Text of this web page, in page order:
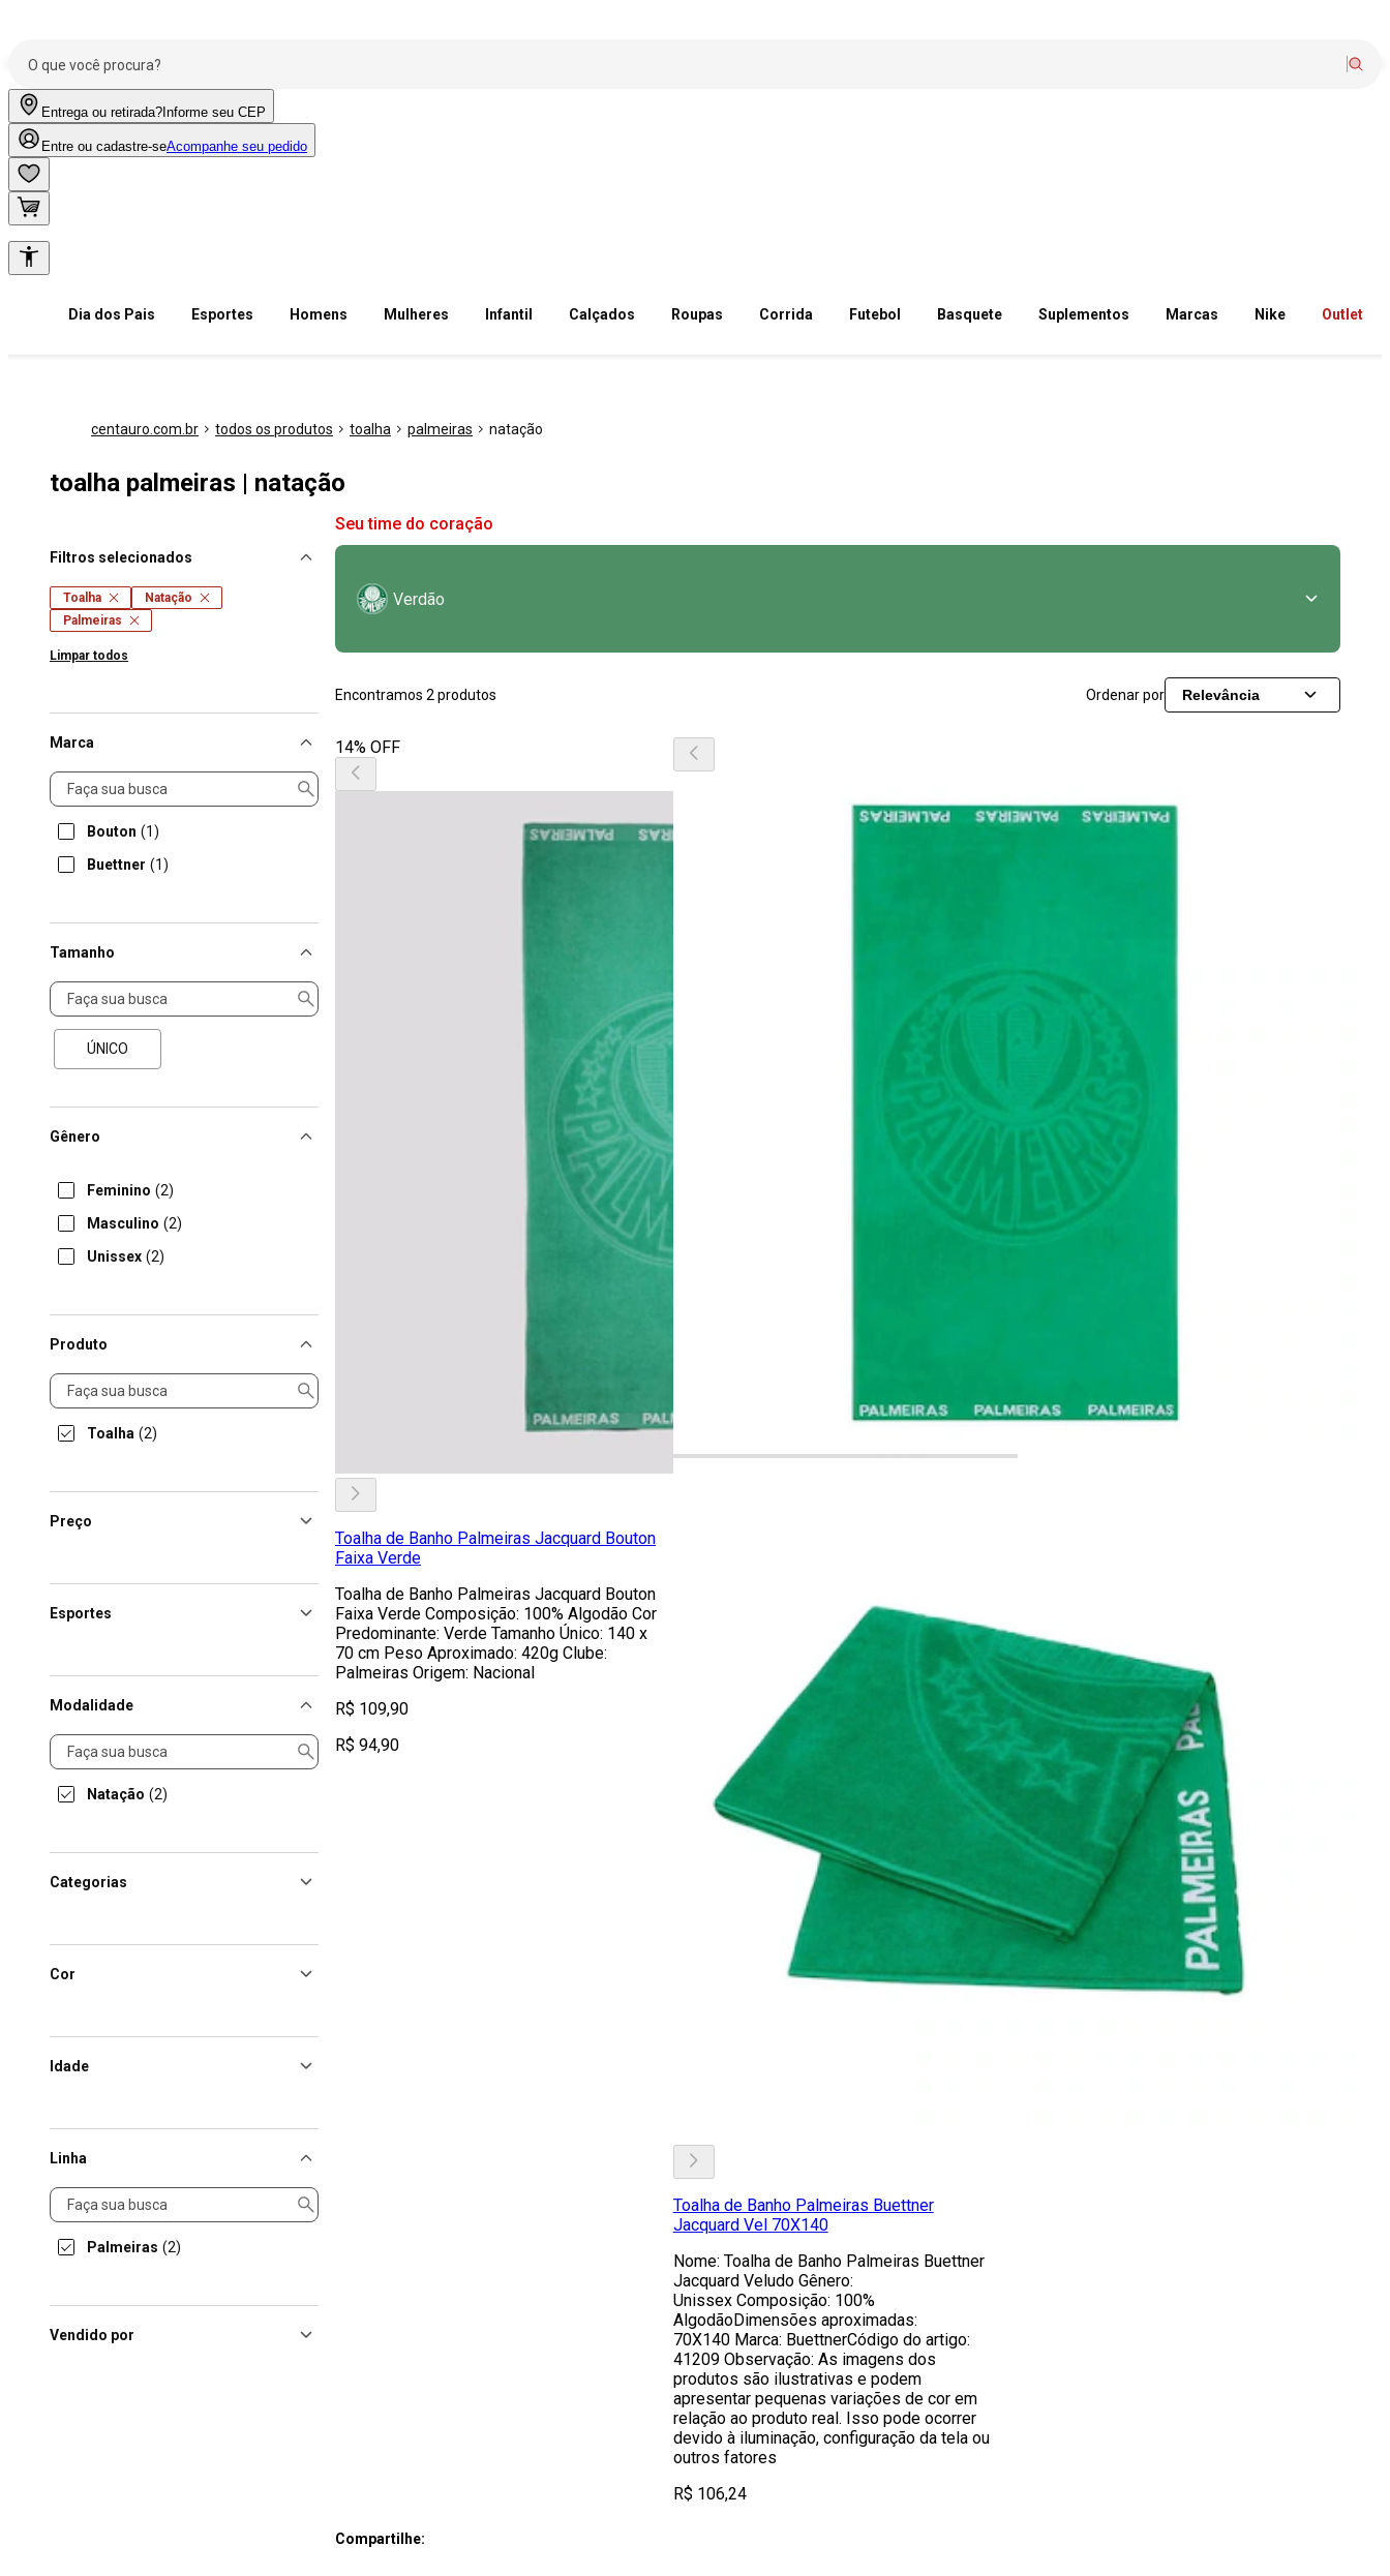
Entrega ou retirada? Informe seu CEP
Entre ou cadastre-seAcompanhe seu pedido
Dia dos Pais Esportes Homens Mulheres Infantil Calçados Roupas Corrida Futebol Basquete Suplementos Marcas Nike Outlet
centauro.com.br todos os produtos toalha palmeiras natação
toalha palmeiras | natação
Filtros selecionados
Toalha
Natação
Palmeiras
Limpar todos
Marca
Marca
Bouton (1)
Buettner (1)
Tamanho
Tamanho
ÚNICO
Gênero
Feminino (2)
Masculino (2)
Unissex (2)
Produto
Produto
Toalha (2)
Preço
Esportes
Modalidade
Modalidade
Natação (2)
Categorias
Cor
Idade
Linha
Linha
Palmeiras (2)
Vendido por
Seu time do coração
Verdão
Encontramos 2 produtos Ordenar por Relevância
14% OFF
Toalha de Banho Palmeiras Jacquard Bouton
Faixa Verde
Toalha de Banho Palmeiras Jacquard Bouton
Faixa Verde Composição: 100% Algodão Cor
Predominante: Verde Tamanho Único: 140 x
70 cm Peso Aproximado: 420g Clube:
Palmeiras Origem: Nacional
R$ 109,90
R$ 94,90
Toalha de Banho Palmeiras Buettner
Jacquard Vel 70X140
Nome: Toalha de Banho Palmeiras Buettner
Jacquard Veludo Gênero:
Unissex Composição: 100%
AlgodãoDimensões aproximadas:
70X140 Marca: BuettnerCódigo do artigo:
41209 Observação: As imagens dos
produtos são ilustrativas e podem
apresentar pequenas variações de cor em
relação ao produto real. Isso pode ocorrer
devido à iluminação, configuração da tela ou
outros fatores
R$ 106,24
Compartilhe: